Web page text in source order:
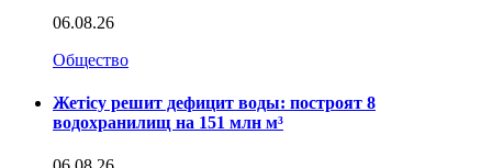
06.08.26
Общество
Жетісу решит дефицит воды: построят 8
водохранилищ на 151 млн м³